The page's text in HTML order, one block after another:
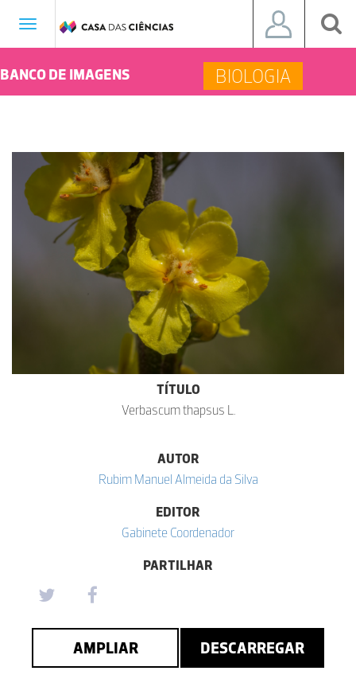
Toggle
BANCO DE IMAGENS BIOLOGIA
TÍTULO
Verbascum thapsus L.
AUTOR
Rubim Manuel Almeida da Silva
EDITOR
Gabinete Coordenador
PARTILHAR
AMPLIAR DESCARREGAR